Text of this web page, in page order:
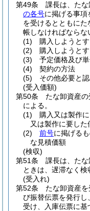
第49条
課長は、たな
の各号に掲げる事
を受けるとともに
帳しなければならな
(1)
購入しようと
(2)
購入しようと
(3)
予定価格及び
(4)
契約の方法
(5)
その他必要と
(受入価額)
第50条
たな卸資産の
による。
(1)
購入又は製作
又は製作に要した
(2)
前号に掲げる
な見積価額
(検収)
第51条
課長は、た
ときは、遅滞なく検
(受入れ)
第52条
たな卸資産
び振替伝票を発行し
受け、入庫伝票に